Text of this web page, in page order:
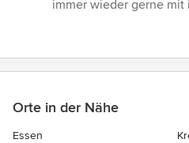
immer wieder gerne mit
Orte in der Nähe
Essen